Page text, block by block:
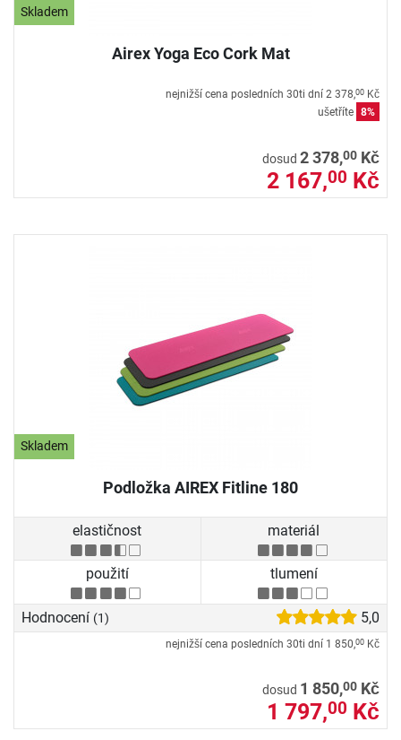
Skladem
Airex Yoga Eco Cork Mat
nejnižší cena posledních 30ti dní 2 378,00 Kč
ušetříte 8%
dosud 2 378,00 Kč
2 167,00 Kč
Skladem
Podložka AIREX Fitline 180
elastičnost materiál
použití tlumení
Hodnocení (1) 5,0
nejnižší cena posledních 30ti dní 1 850,00 Kč
dosud 1 850,00 Kč
1 797,00 Kč